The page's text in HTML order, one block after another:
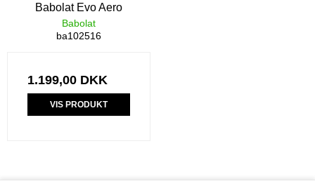
Babolat Evo Aero
Babolat
ba102516
1.199,00 DKK
VIS PRODUKT